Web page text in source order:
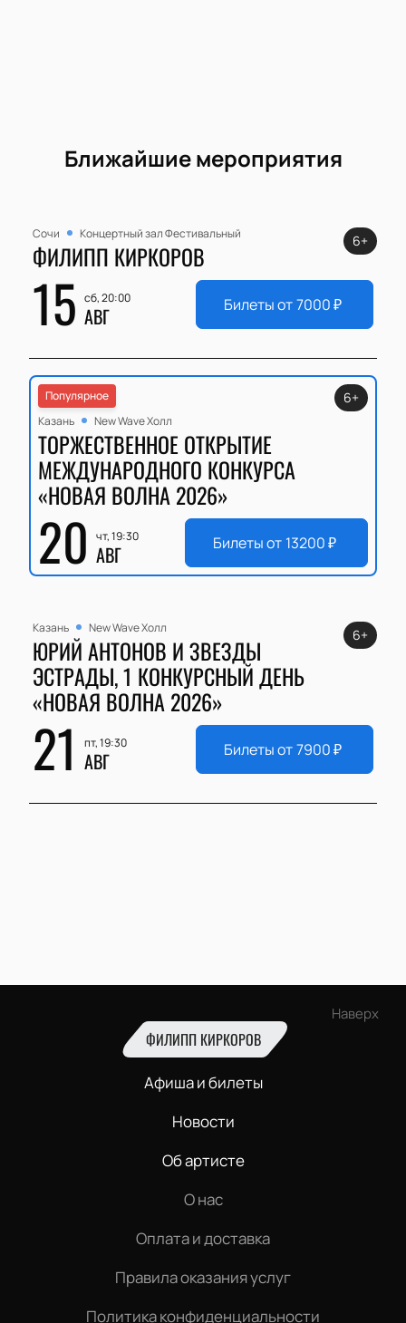
Ближайшие мероприятия
Сочи Концертный зал Фестивальный
ФИЛИПП КИРКОРОВ
15 сб, 20:00
АВГ
6+
Билеты от7000₽
Популярное
Казань
New Wave Холл
ТОРЖЕСТВЕННОЕ ОТКРЫТИЕ
МЕЖДУНАРОДНОГО КОНКУРСА
«НОВАЯ ВОЛНА 2026»
20 чт, 19:30
АВГ
6+
Билеты от 13200₽
Казань New Wave Холл
ЮРИЙ АНТОНОВ И ЗВЕЗДЫ
ЭСТРАДЫ, 1 КОНКУРСНЫЙ ДЕНЬ
«НОВАЯ ВОЛНА 2026»
21 пт, 19:30
АВГ
6+
Билеты от7900₽
Наверх
ФИЛИПП КИРКОРОВ
Афиша и билеты
Новости
Об артисте
О нас
Оплата и доставка
Правила оказания услуг
Политика конфиденциальности